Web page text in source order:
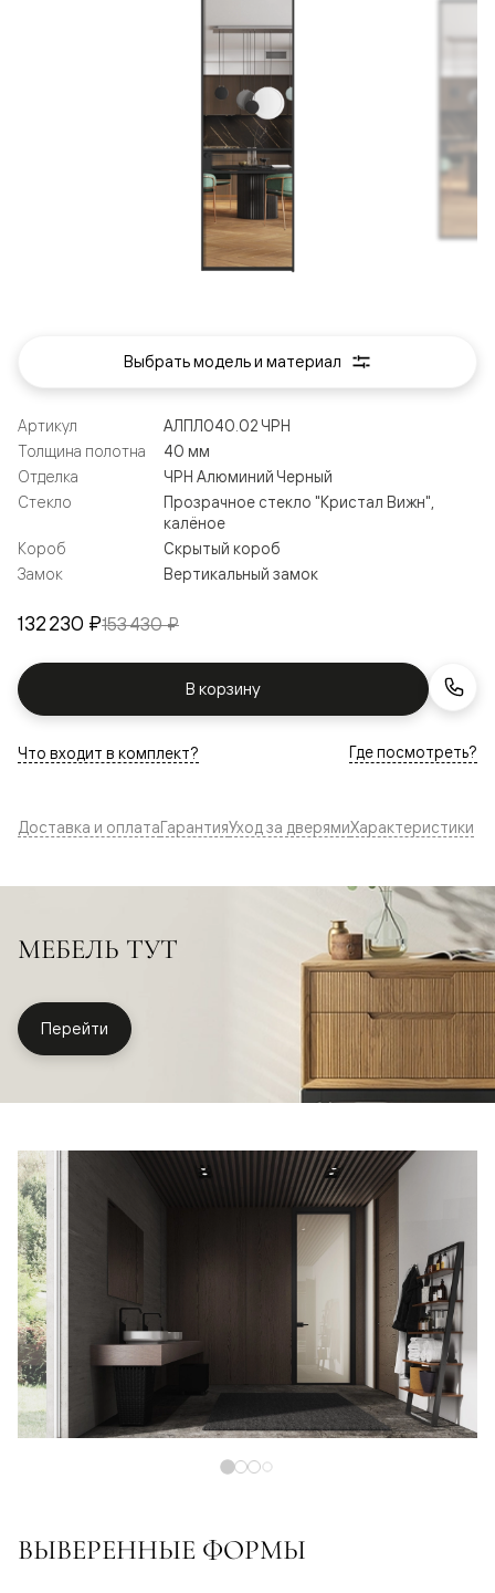
132 230 ₽153 430 ₽
В корзину
Артикул
АЛПЛ040.02 ЧРН
Толщина полотна
40 мм
Отделка
ЧРН Алюминий Черный
Стекло
Прозрачное стекло "Кристал Вижн",
калёное
Короб
Скрытый короб
Замок
Вертикальный замок
Что входит в комплект? Где посмотреть?
Выбрать модель и материал
Доставка и оплатаГарантияУход за дверямиХарактеристики
МЕБЕЛЬ ТУТ
Перейти
ВЫВЕРЕННЫЕ ФОРМЫ